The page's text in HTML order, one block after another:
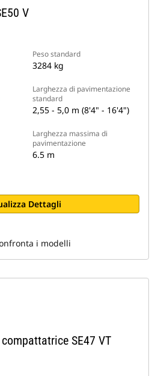
V
Peso standard
3284 kg
Larghezza di pavimentazione
standard
2,55 - 5,0 m (8'4" - 16'4")
Larghezza massima di
pavimentazione
6.5 m
Dettagli
i modelli
SE47 VT